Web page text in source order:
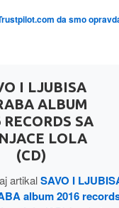
FANTASTIKA
da smo
I LJUBISA
ALBUM
RECORDS SA
LOLA
(CD)
artikalSAVO I
album 2016